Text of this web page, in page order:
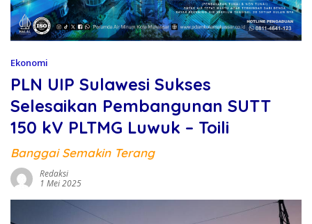
Ekonomi
PLN UIP Sulawesi Sukses
Selesaikan Pembangunan SUTT
150 kV PLTMG Luwuk – Toili
Banggai Semakin Terang
Redaksi
1 Mei 2025